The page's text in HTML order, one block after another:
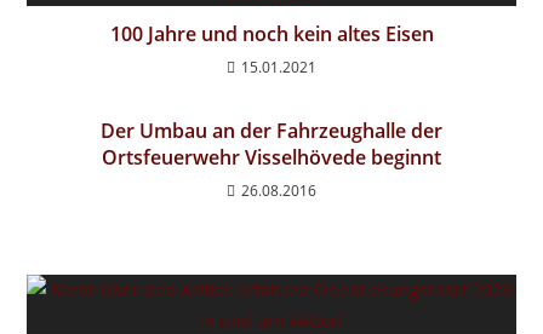
100 Jahre und noch kein altes Eisen
15.01.2021
Der Umbau an der Fahrzeughalle der
Ortsfeuerwehr Visselhövede beginnt
26.08.2016